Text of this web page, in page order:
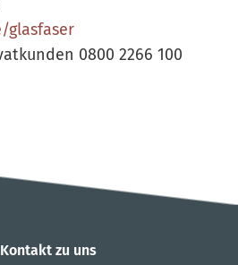
glasfaser
0800 2266 100
zu uns